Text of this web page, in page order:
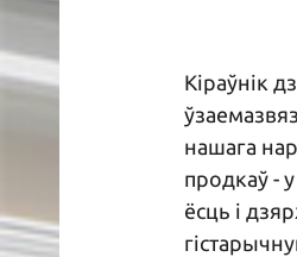
Кіраўнік
нашага
продкаў -
ёсць і